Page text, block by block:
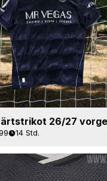
26/27
14 Std.